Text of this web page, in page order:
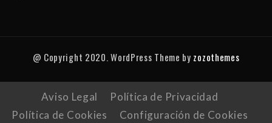
@ Copyright 2020. WordPress Theme by zozothemes
Aviso Legal
Política de Privacidad
Política de Cookies
Configuración de Cookies